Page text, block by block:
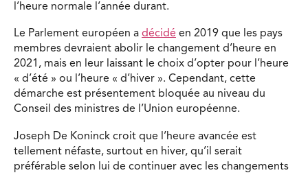
l’heure normale l’année durant.
Le Parlement européen a décidé en 2019 que les pays
membres devraient abolir le changement d’heure en
2021, mais en leur laissant le choix d’opter pour l’heure
« d’été » ou l’heure « d’hiver ». Cependant, cette
démarche est présentement bloquée au niveau du
Conseil des ministres de l’Union européenne.
Joseph De Koninck croit que l’heure avancée est
tellement néfaste, surtout en hiver, qu’il serait
préférable selon lui de continuer avec les changements